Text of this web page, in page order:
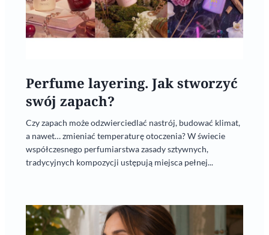
Perfume layering. Jak stworzyć
swój zapach?
Czy zapach może odzwierciedlać nastrój, budować klimat,
a nawet… zmieniać temperaturę otoczenia? W świecie
współczesnego perfumiarstwa zasady sztywnych,
tradycyjnych kompozycji ustępują miejsca pełnej...